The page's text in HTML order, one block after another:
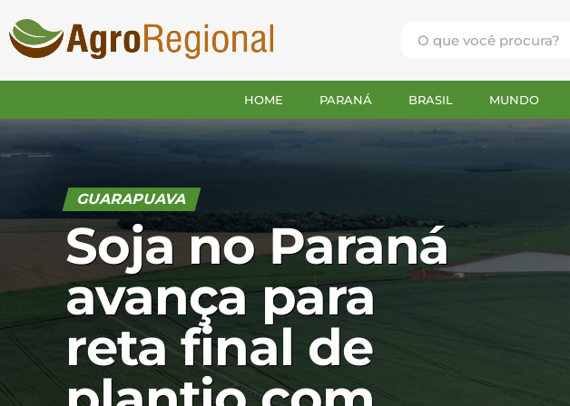
HOME PARANÁ BRASIL MUNDO
GUARAPUAVA
Soja no Paraná
avança para
reta final de